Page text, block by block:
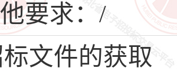
要求：/
文件的获取